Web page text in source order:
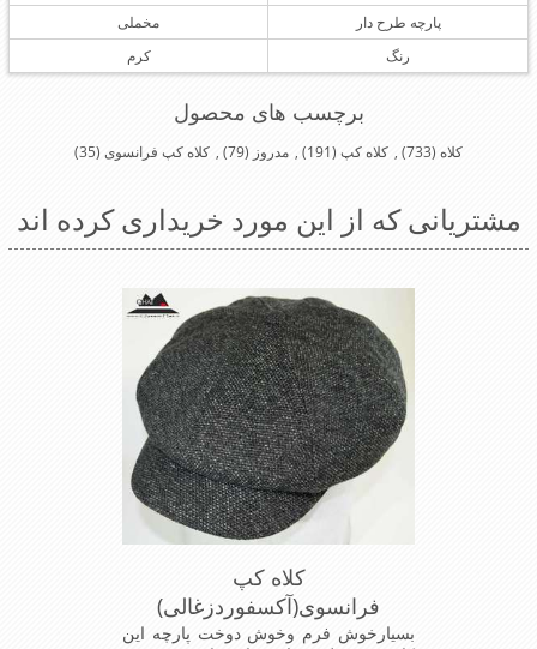
پارچه طرح دار
مخملی
رنگ
کرم
برچسب های محصول
کلاه (733)
, کلاه کپ (191)
, مدروز (79)
, کلاه کپ فرانسوی (35)
مشتریانی که از این مورد خریداری کرده اند
کلاه کپ
فرانسوی(آکسفوردزغالی)
بسیارخوش فرم وخوش دوخت پارچه این